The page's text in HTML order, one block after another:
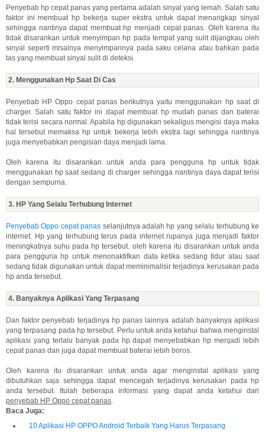
Penyebab hp cepat panas yang pertama adalah sinyal yang lemah. Salah satu
faktor ini membuat hp bekerja super ekstra untuk dapat menangkap sinyal
sehingga nantinya dapat membuat hp menjadi cepat panas. Oleh karena itu
tidak disarankan untuk menyimpan hp pada tempat yang sulit dijangkau oleh
sinyal seperti misalnya menyimpannya pada saku celana atau bahkan pada
tas yang membuat sinyal sulit di deteksi.
2. Menggunakan Hp Saat Di Cas
Penyebab HP Oppo cepat panas berikutnya yaitu menggunakan hp saat di
charger. Salah satu faktor ini dapat membuat hp mudah panas dan baterai
tidak terisi secara normal. Apabila hp digunakan sekaligus mengisi daya maka
hal tersebut memaksa hp untuk bekerja lebih ekstra lagi sehingga nantinya
juga menyebabkan pengisian daya menjadi lama.
Oleh karena itu disarankan untuk anda para pengguna hp untuk tidak
menggunakan hp saat sedang di charger sehingga nantinya daya dapat terisi
dengan sempurna.
3. HP Yang Selalu Terhubung Internet
Penyebab Oppo cepat panas selanjutnya adalah hp yang selalu terhubung ke
internet. Hp yang terhubung terus pada internet rupanya juga menjadi faktor
meningkatnya suhu pada hp tersebut. oleh karena itu disarankan untuk anda
para pengguna hp untuk menonaktifkan data ketika sedang tidur atau saat
sedang tidak digunakan untuk dapat meminimalisir terjadinya kerusakan pada
hp anda tersebut.
4. Banyaknya Aplikasi Yang Terpasang
Dan faktor penyebab terjadinya hp panas lainnya adalah banyaknya aplikasi
yang terpasang pada hp tersebut. Perlu untuk anda ketahui bahwa menginstal
aplikasi yang terlalu banyak pada hp dapat menyebabkan hp menjadi lebih
cepat panas dan juga dapat membuat baterai lebih boros.
Oleh karena itu disarankan untuk anda agar menginstal aplikasi yang
dibutuhkan saja sehingga dapat mencegah terjadinya kerusakan pada hp
anda tersebut. Itulah beberapa informasi yang dapat anda ketahui dari
penyebab HP Oppo cepat panas
Baca Juga:
10 Aplikasi HP OPPO Android Terbaik Yang Harus Terpasang